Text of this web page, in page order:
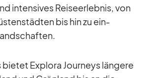
in­ten­si­ves Rei­se­er­leb­nis, von
bis hin zu ein­
bie­tet Ex­plora Jour­neys län­gere